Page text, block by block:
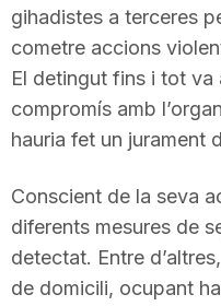
gihadistes a terceres
cometre accions
El detingut fins i tot va
compromís amb
hauria fet un jurament
Conscient de la seva
diferents mesures de
detectat. Entre
de domicili, ocupant